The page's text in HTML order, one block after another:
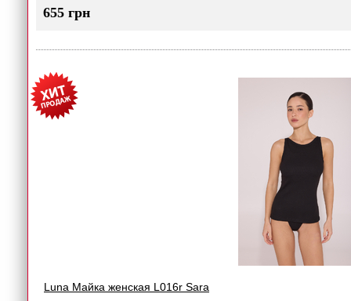
655 грн
Luna Майка женская L016r Sara